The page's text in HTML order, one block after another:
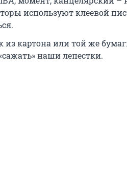
используют клеевой
из картона или той же
наши лепестки.